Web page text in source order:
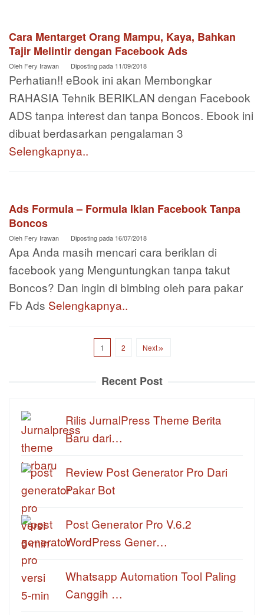
Cara Mentarget Orang Mampu, Kaya, Bahkan
Tajir Melintir dengan Facebook Ads
Oleh Fery Irawan Diposting pada 11/09/2018
Perhatian!! eBook ini akan Membongkar
RAHASIA Tehnik BERIKLAN dengan Facebook
ADS tanpa interest dan tanpa Boncos. Ebook ini
dibuat berdasarkan pengalaman 3
Selengkapnya..
Ads Formula – Formula Iklan Facebook Tanpa
Boncos
Oleh Fery Irawan Diposting pada 16/07/2018
Apa Anda masih mencari cara beriklan di
facebook yang Menguntungkan tanpa takut
Boncos? Dan ingin di bimbing oleh para pakar
Fb Ads Selengkapnya..
1 2 Next
Recent Post
Rilis JurnalPress Theme Berita
Baru dari…
Review Post Generator Pro Dari
Pakar Bot
Post Generator Pro V.6.2
WordPress Gener…
Whatsapp Automation Tool Paling
Canggih …